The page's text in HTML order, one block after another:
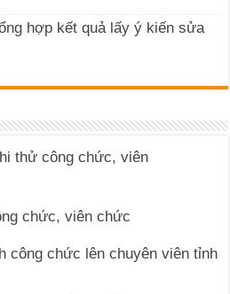
hợp kết quả lấy ý kiến sửa